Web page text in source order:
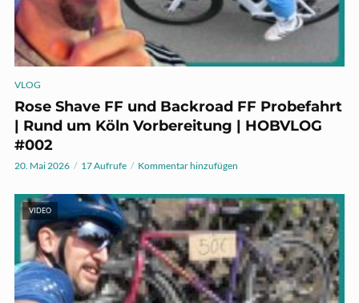
VLOG
Rose Shave FF und Backroad FF Probefahrt
| Rund um Köln Vorbereitung | HOBVLOG
#002
20. Mai 2026 17 Aufrufe Kommentar hinzufügen
VIDEO